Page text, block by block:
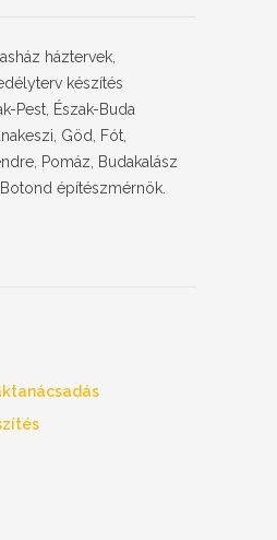
háztervek,
készítés
Pest, Észak-Buda
Göd, Fót,
Pomáz, Budakalász
építészmérnök.